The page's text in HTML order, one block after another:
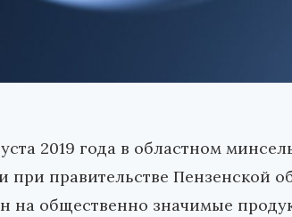
2019 года в областном
правительстве Пензенской
на общественно значимые